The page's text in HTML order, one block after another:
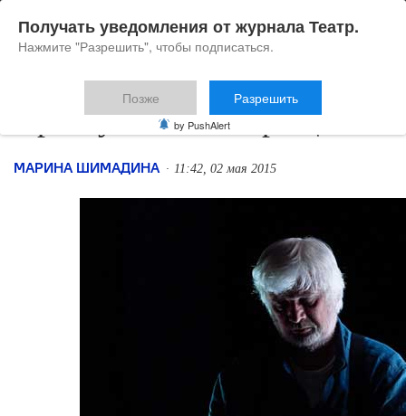
Преступление и прощение
МАРИНА ШИМАДИНА 11:42, 02 мая 2015
Получать уведомления от журнала Театр.
Нажмите "Разрешить", чтобы подписаться.
Позже Разрешить
by PushAlert